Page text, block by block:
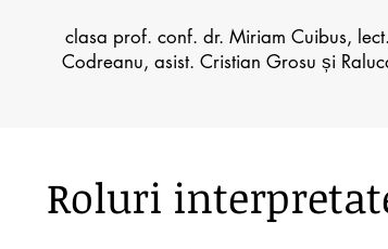
clasa prof. conf. dr. Miriam Cuibus,
Codreanu, asist. Cristian Grosu și
Roluri